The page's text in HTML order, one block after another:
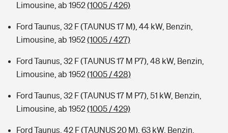
Limousine, ab 1952(1005 / 426)
Ford Taunus, 32 F (TAUNUS 17 M), 44 kW, Benzin,
Limousine, ab 1952(1005 / 427)
Ford Taunus, 32 F (TAUNUS 17 M P7), 48 kW, Benzin,
Limousine, ab 1952(1005 / 428)
Ford Taunus, 32 F (TAUNUS 17 M P7), 51 kW, Benzin,
Limousine, ab 1952(1005 / 429)
Ford Taunus, 42 F (TAUNUS 20 M), 63 kW, Benzin,